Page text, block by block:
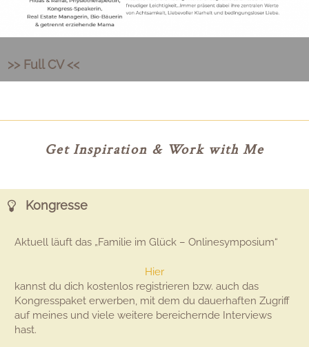
>> Full CV <<
Get Inspiration & Work with Me
Kongresse
Aktuell läuft das „Familie im Glück – Onlinesymposium“
Hier
kannst du dich kostenlos registrieren bzw. auch das
Kongresspaket erwerben, mit dem du dauerhaften Zugriff
auf meines und viele weitere bereichernde Interviews
hast.